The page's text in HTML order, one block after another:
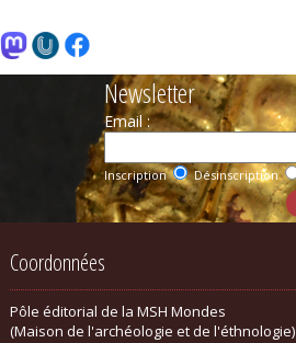
Newsletter
Email :
Inscription Désinscription
Coordonnées
Pôle éditorial de la MSH Mondes
(Maison de l'archéologie et de l'éthnologie)